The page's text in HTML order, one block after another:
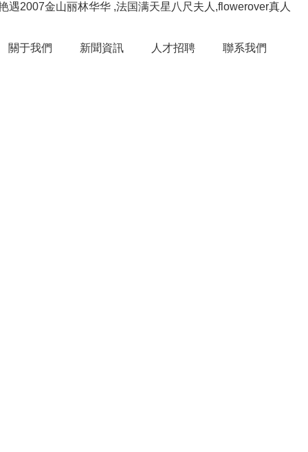
2007金山丽林华华 ,法国满天星八尺夫人,flowerover真人
關于我們 新聞資訊 人才招聘 聯系我們